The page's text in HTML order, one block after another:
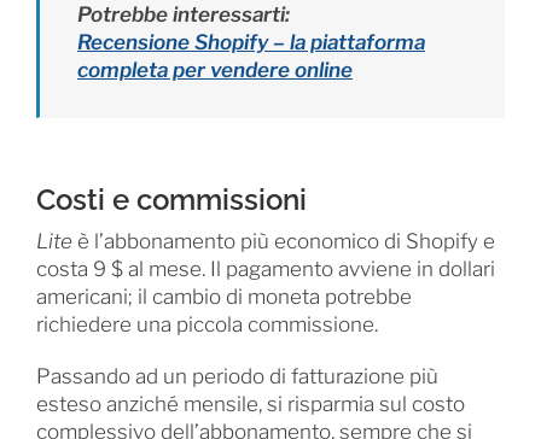
Potrebbe interessarti:
Recensione Shopify – la piattaforma
completa per vendere online
Costi e commissioni
Liteè l’abbonamento più economico di Shopify e
costa 9 $ al mese. Il pagamento avviene in dollari
americani; il cambio di moneta potrebbe
richiedere una piccola commissione.
Passando ad un periodo di fatturazione più
esteso anziché mensile, si risparmia sul costo
complessivo dell’abbonamento, sempre che si